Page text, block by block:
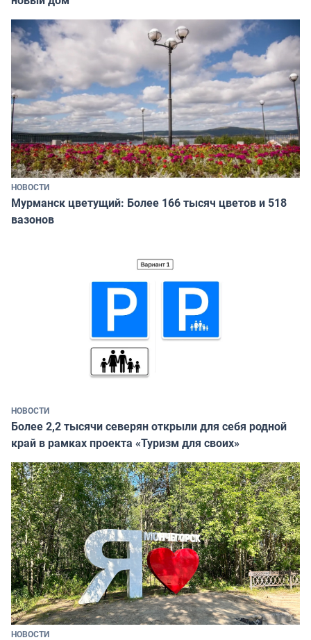
НОВОСТИ
Мурманск цветущий: Более 166 тысяч цветов и 518
вазонов
НОВОСТИ
Более 2,2 тысячи северян открыли для себя родной
край в рамках проекта «Туризм для своих»
НОВОСТИ